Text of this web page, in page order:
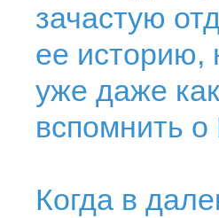
зачастую
ее историю,
уже даже
вспомнить
Когда в